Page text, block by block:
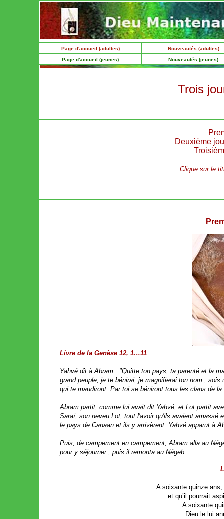
Page d'accueil (adultes)
Nouveautés (adultes)
Page d'accueil (jeunes)
Nouveautés (jeunes)
Trois
Deuxième
Clique sur le
Livre de la Genèse 12, 1…11
Yahvé dit à Abram : "Quitte ton pays, ta parenté et la
grand peuple, je te bénirai, je magnifierai ton nom ;
qui te maudiront. Par toi se béniront tous les clans de la
Abram partit, comme lui avait dit Yahvé, et Lot partit
Saraï, son neveu Lot, tout l'avoir qu'ils avaient amassé
le pays de Canaan et ils y arrivèrent. Yahvé apparut à
Puis, de campement en campement, Abram alla au
pour y séjourner ; puis il remonta au Négeb.
A soixante quinze
et qu’il pourrait
A soixante
Dieu le lui